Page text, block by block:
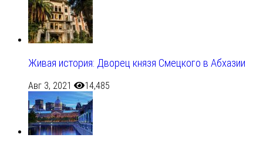
Живая история: Дворец князя Смецкого в Абхазии
Авг 3, 2021 14,485